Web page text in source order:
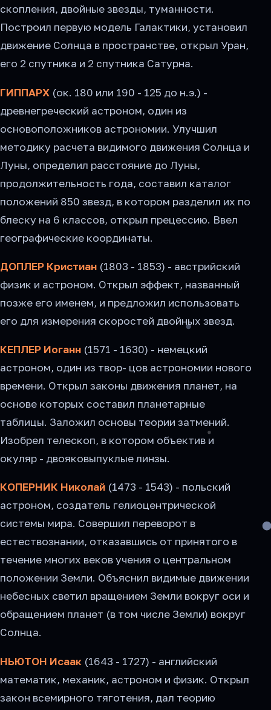
скопления, двойные звезды, туманности.
Построил первую модель Галактики, установил
движение Солнца в пространстве, открыл Уран,
его 2 спутника и 2 спутника Сатурна.
ГИППАРХ (ок. 180 или 190 - 125 до н.э.) -
древнегреческий астроном, один из
основоположников астрономии. Улучшил
методику расчета видимого движения Солнца и
Луны, определил расстояние до Луны,
продолжительность года, составил каталог
положений 850 звезд, в котором разделил их по
блеску на 6 классов, открыл прецессию. Ввел
географические координаты.
ДОПЛЕР Кристиан (1803 - 1853) - австрийский
физик и астроном. Открыл эффект, названный
позже его именем, и предложил использовать
его для измерения скоростей двойных звезд.
КЕПЛЕР Иоганн (1571 - 1630) - немецкий
астроном, один из твор- цов астрономии нового
времени. Открыл законы движения планет, на
основе которых составил планетарные
таблицы. Заложил основы теории затмений.
Изобрел телескоп, в котором объектив и
окуляр - двояковыпуклые линзы.
КОПЕРНИК Николай (1473 - 1543) - польский
астроном, создатель гелиоцентрической
системы мира. Совершил переворот в
естествознании, отказавшись от принятого в
течение многих веков учения о центральном
положении Земли. Объяснил видимые движении
небесных светил вращением Земли вокруг оси и
обращением планет (в том числе Земли) вокруг
Солнца.
НЬЮТОН Исаак (1643 - 1727) - английский
математик, механик, астроном и физик. Открыл
закон всемирного тяготения, дал теорию